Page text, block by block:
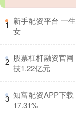
1 新手配资平台 一
女
2 股票杠杆融资官
技1.22亿元
3 知富配资APP下
17.31%